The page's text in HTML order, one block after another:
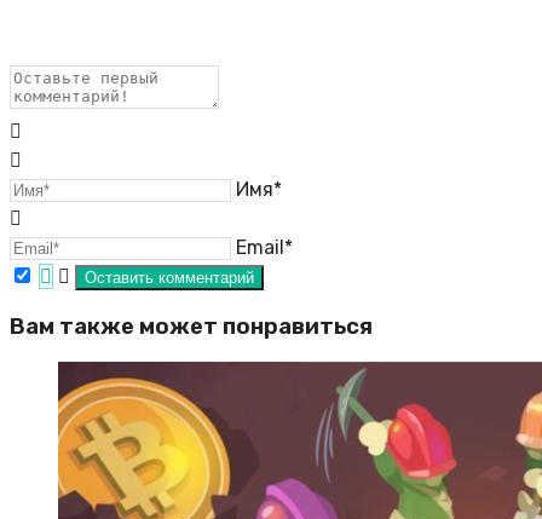
Имя*
Email*
Вам также может понравиться